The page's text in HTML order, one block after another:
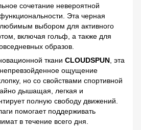
сочетание невероятной
Эта черная
выбором для активного
включая гольф, а также для
образов.
ткани CLOUDSPUN , эта
ощущение
но со свойствами спортивной
дышащая, легкая и
полную свободу движений.
помогает поддерживать
в течение всего дня.